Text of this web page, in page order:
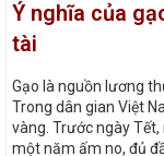
Ý nghĩa của
tài
Gạo là nguồn lương
Trong dân gian Việt
vàng. Trước ngày
một năm ấm no, đủ